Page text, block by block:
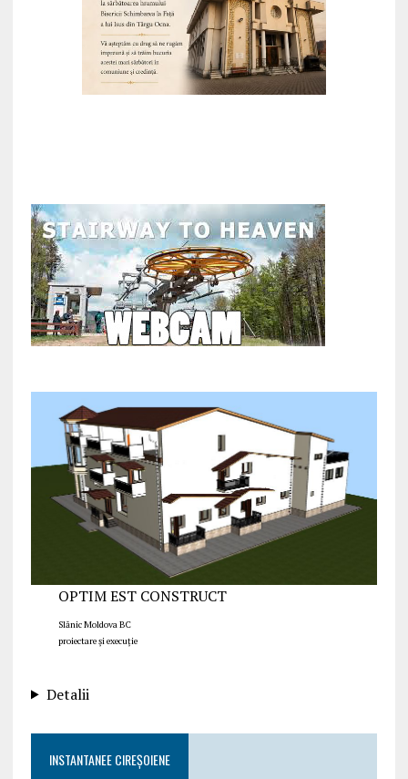
OPTIM EST CONSTRUCT
Slănic Moldova BC
proiectare și execuție
Detalii
INSTANTANEE CIREȘOIENE